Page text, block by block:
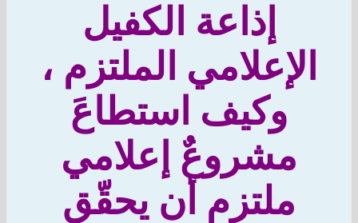
إذاعة الكفيل
الملتزم ،
وكيف استطاعَ
مشروعٌ إعلامي
ملتزم أن يحقّق